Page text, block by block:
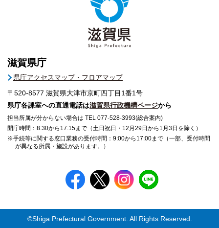
滋賀県庁
県庁アクセスマップ・フロアマップ
〒520-8577 滋賀県大津市京町四丁目1番1号
県庁各課室への直通電話は滋賀県行政機構ページから
担当所属が分からない場合は TEL 077-528-3993(総合案内)
開庁時間：8:30から17:15まで（土日祝日・12月29日から1月3日を除く）
※手続等に関する窓口業務の受付時間：9:00から17:00まで（一部、受付時間
が異なる所属・施設があります。）
©Shiga Prefectural Government. All Rights Reserved.